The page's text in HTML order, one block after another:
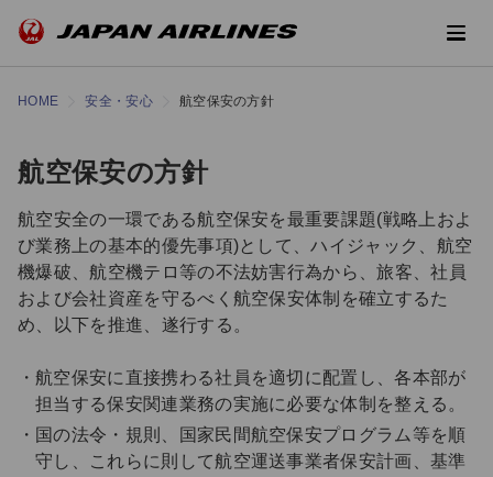
HOME 安全・安心 航空保安の方針
航空保安の方針
航空安全の一環である航空保安を最重要課題(戦略上およ
び業務上の基本的優先事項)として、ハイジャック、航空
機爆破、航空機テロ等の不法妨害行為から、旅客、社員
および会社資産を守るべく航空保安体制を確立するた
め、以下を推進、遂行する。
航空保安に直接携わる社員を適切に配置し、各本部が
担当する保安関連業務の実施に必要な体制を整える。
国の法令・規則、国家民間航空保安プログラム等を順
守し、これらに則して航空運送事業者保安計画、基準